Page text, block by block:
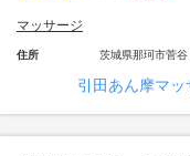
マッサージ
住所 茨城県那珂市菅谷
引田あん摩マ